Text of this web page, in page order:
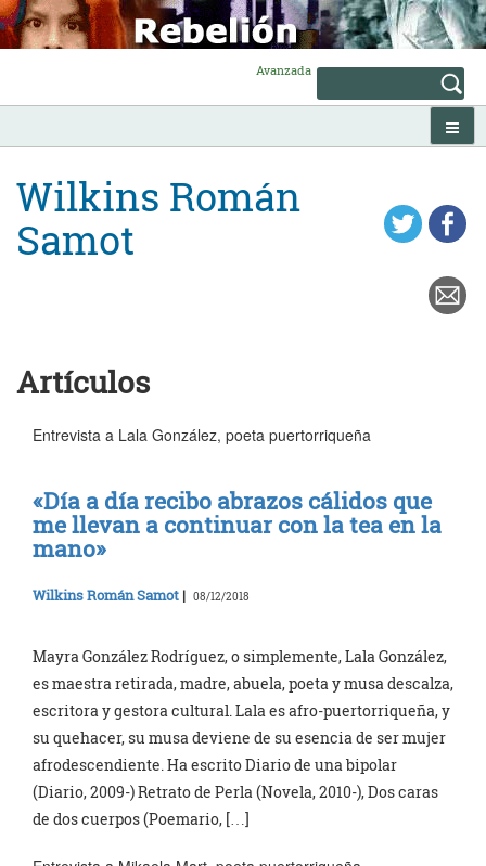
Skip
to
content
Avanzada
Wilkins Román
Samot
Artículos
Entrevista a Lala González, poeta puertorriqueña
«Día a día recibo abrazos cálidos que
me llevan a continuar con la tea en la
mano»
Wilkins Román Samot | 08/12/2018
Mayra González Rodríguez, o simplemente, Lala González,
es maestra retirada, madre, abuela, poeta y musa descalza,
escritora y gestora cultural. Lala es afro-puertorriqueña, y
su quehacer, su musa deviene de su esencia de ser mujer
afrodescendiente. Ha escrito Diario de una bipolar
(Diario, 2009-) Retrato de Perla (Novela, 2010-), Dos caras
de dos cuerpos (Poemario, […]